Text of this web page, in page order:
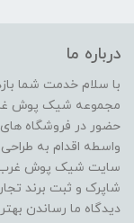
درباره ما
با سلام خدمت شما
مجموعه شیک پوش غرب
حضور در فروشگاه
واسطه اقدام به
سایت شیک پوش غرب
شاپرک و ثبت برند
دیدگاه ما رساندن